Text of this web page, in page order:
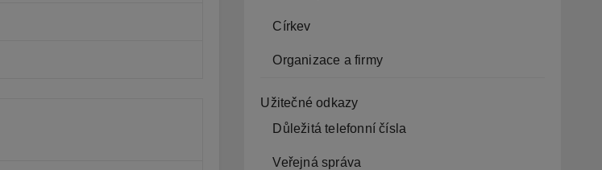
Církev
Organizace a firmy
Užitečné odkazy
Důležitá telefonní čísla
Veřejná správa